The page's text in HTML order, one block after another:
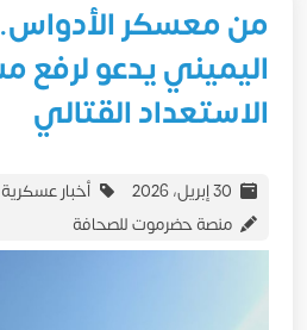
من معسكر الأدواس..
اليميني يدعو
الاستعداد القتالي
30 إبريل، 2026
أخبار عسكرية
منصة حضرموت للصحافة